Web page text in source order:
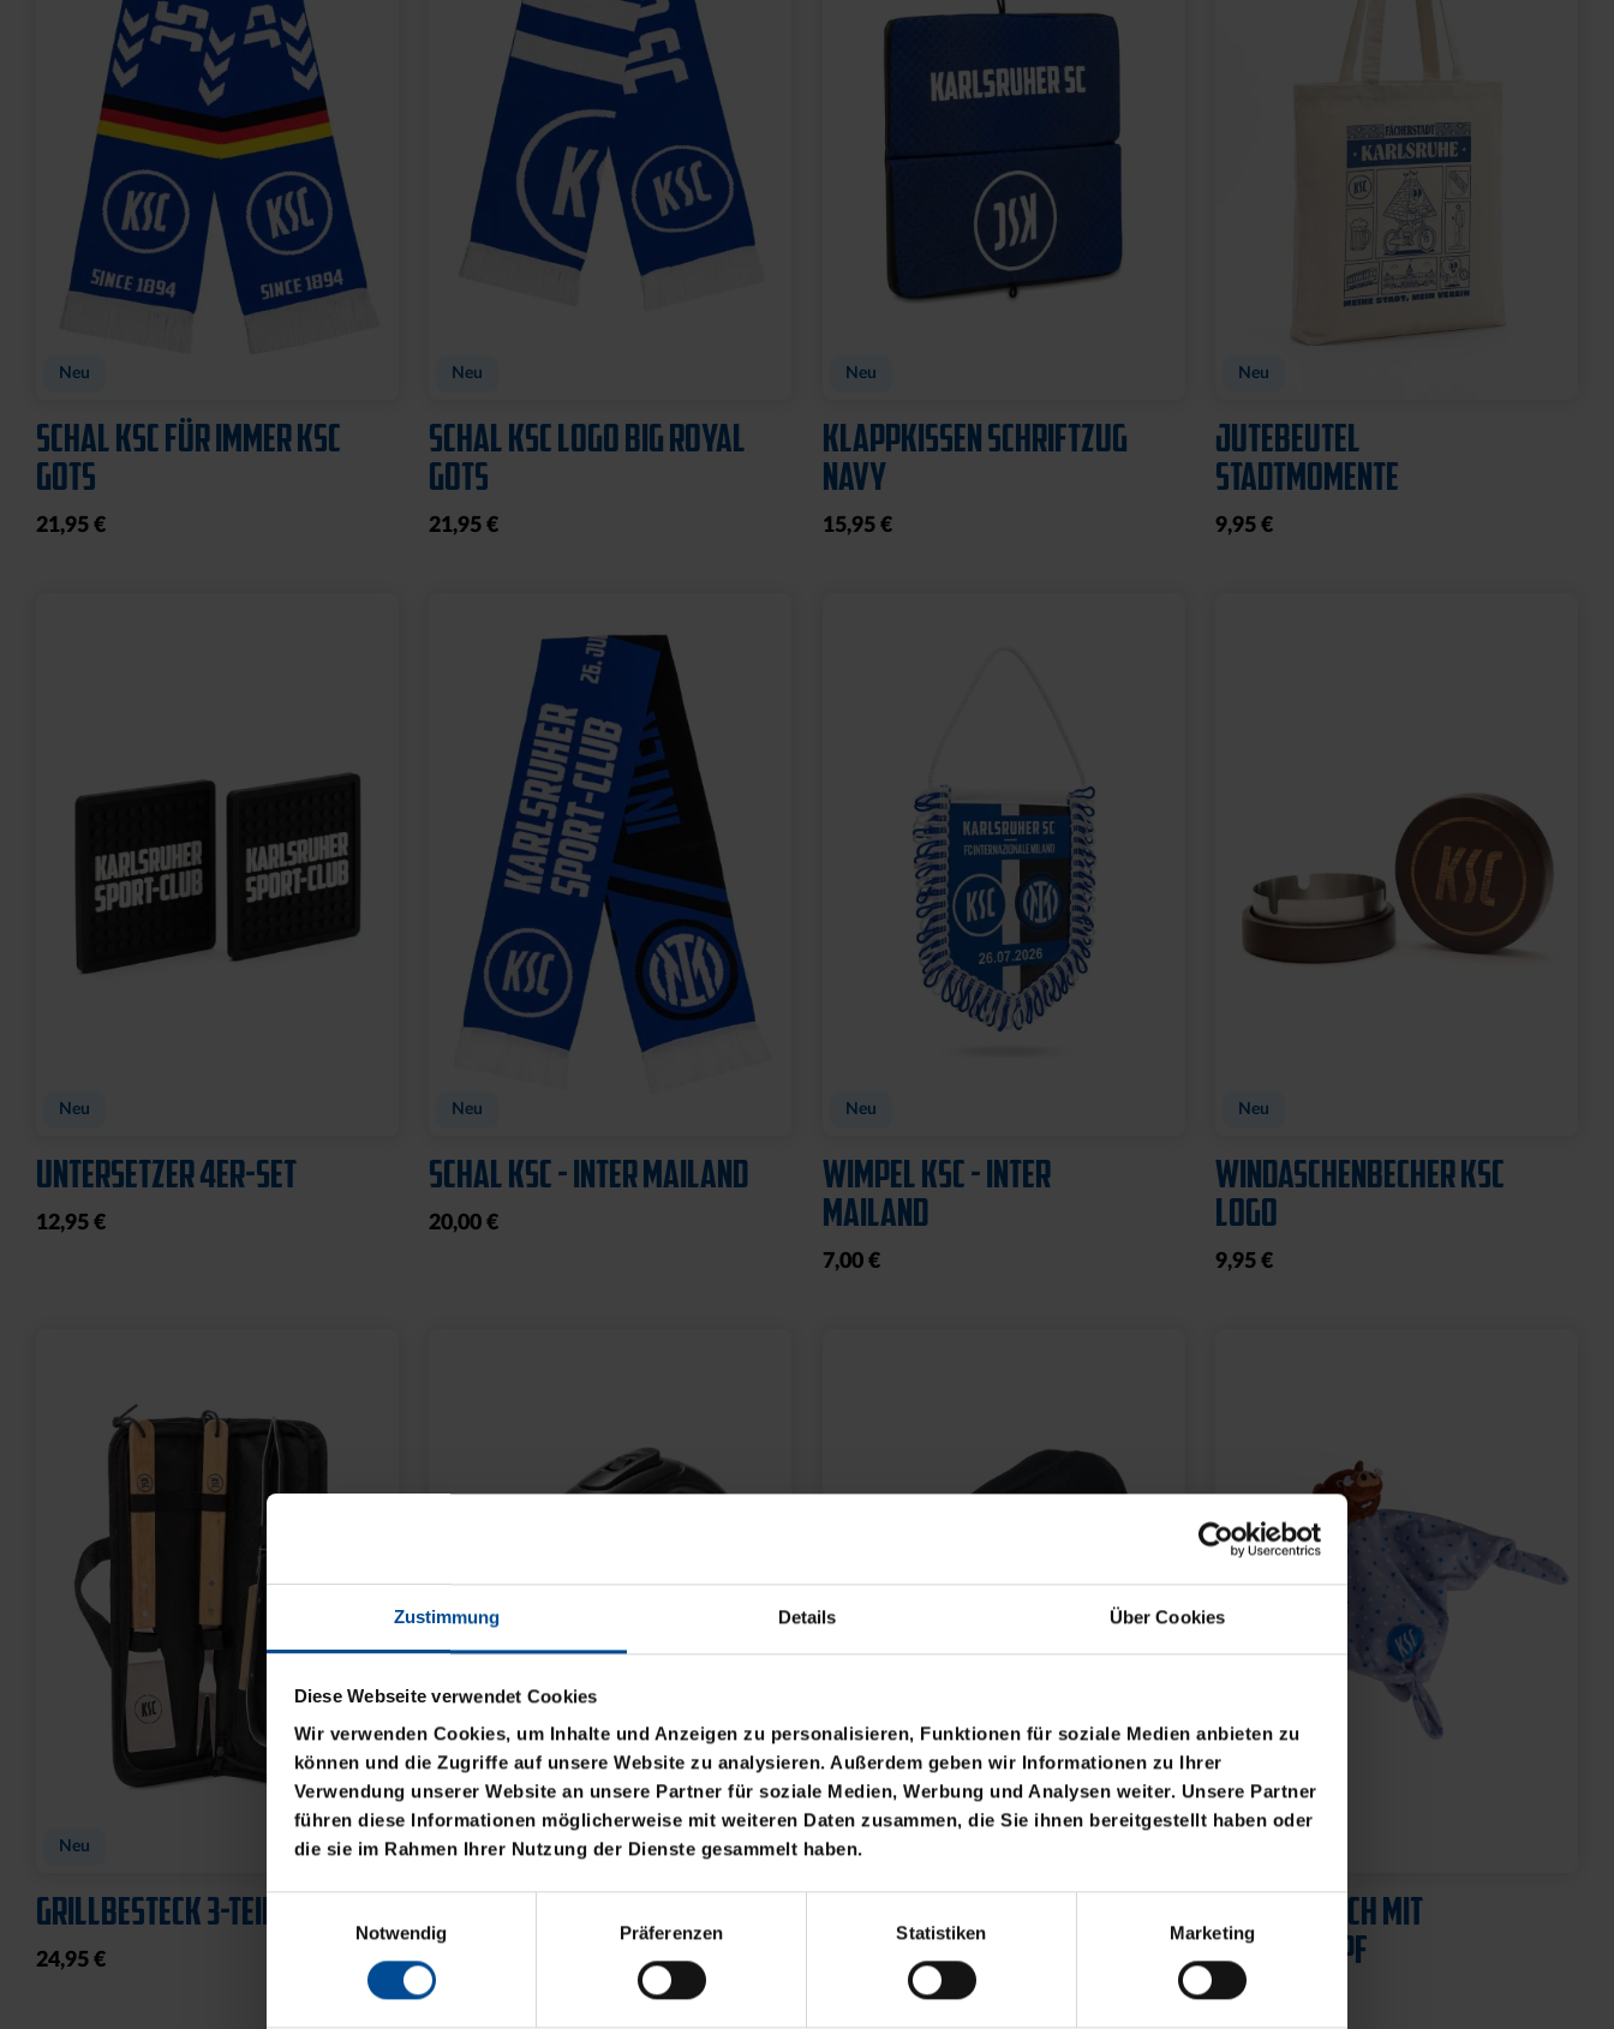
Zustimmung Details Über Cookies
Diese Webseite verwendet Cookies
Wir verwenden Cookies, um Inhalte und Anzeigen zu personalisieren, Funktionen für soziale Medien anbieten zu
können und die Zugriffe auf unsere Website zu analysieren. Außerdem geben wir Informationen zu Ihrer
Verwendung unserer Website an unsere Partner für soziale Medien, Werbung und Analysen weiter. Unsere Partner
führen diese Informationen möglicherweise mit weiteren Daten zusammen, die Sie ihnen bereitgestellt haben oder
die sie im Rahmen Ihrer Nutzung der Dienste gesammelt haben.
Notwendig
Präferenzen Statistiken Marketing
Neu
SCHAL KSC FÜR IMMER KSC
GOTS
21,95 €
Neu
SCHAL KSC LOGO BIG ROYAL
GOTS
21,95 €
Neu
KLAPPKISSEN SCHRIFTZUG
NAVY
15,95 €
Neu
JUTEBEUTEL
STADTMOMENTE
9,95 €
Neu
UNTERSETZER 4ER-SET
12,95 €
Neu
SCHAL KSC - INTER MAILAND
20,00 €
Neu
WIMPEL KSC - INTER
MAILAND
7,00 €
Neu
WINDASCHENBECHER KSC
LOGO
9,95 €
Neu
GRILLBESTECK 3-TEILIG
24,95 €
Neu
19,95 €
Neu
KUSCHELTUCH MIT
PLÜSCHKOPF
12,95 €